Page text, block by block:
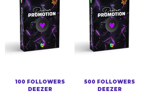
100 FOLLOWERS
DEEZER
500 FOLLOWERS
DEEZER